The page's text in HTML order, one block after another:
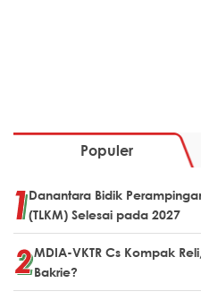
Populer
Danantara Bidik
(TLKM) Selesai pada 2027
MDIA-VKTR Cs Kompak
Bakrie?